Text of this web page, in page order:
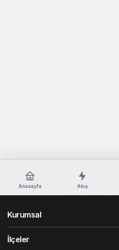
Anasayfa Akış
Kurumsal
İlçeler